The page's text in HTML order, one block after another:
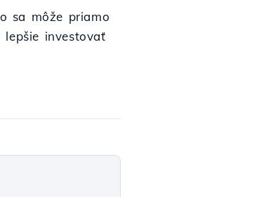
sa môže priamo
investovať